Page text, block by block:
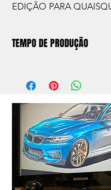
EDIÇÃO PARA
TEMPO DE PRODUÇÃO
aprox. 5 dias úteis, após
compra.
Após a produçao,
no endereço que nos for
compra ou
caso seja sua opção de